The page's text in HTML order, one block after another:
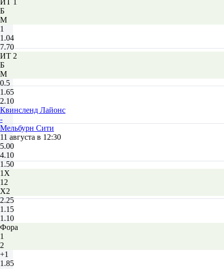
ИТ 1
Б
М
1
1.04
7.70
ИТ 2
Б
М
0.5
1.65
2.10
Квинсленд Лайонc
-
Мельбурн Сити
11 августа в 12:30
5.00
4.10
1.50
1X
12
X2
2.25
1.15
1.10
Фора
1
2
+1
1.85